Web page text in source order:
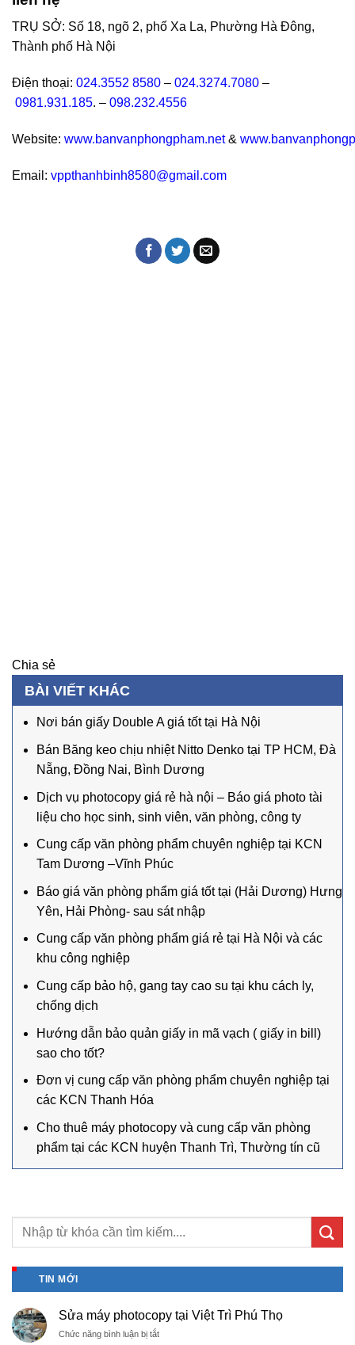
TRỤ SỞ: Số 18, ngõ 2, phố Xa La, Phường Hà Đông,
Thành phố Hà Nội
Điện thoại: 024.3552 8580 – 024.3274.7080 –
0981.931.185. – 098.232.4556
Website: www.banvanphongpham.net&
Email: vppthanhbinh8580@gmail.com
Chia sẻ
BÀI VIẾT KHÁC
Nơi bán giấy Double A giá tốt tại Hà Nội
Bán Băng keo chịu nhiệt Nitto Denko tại TP HCM, Đà
Nẵng, Đồng Nai, Bình Dương
Dịch vụ photocopy giá rẻ hà nội – Báo giá photo tài
liệu cho học sinh, sinh viên, văn phòng, công ty
Cung cấp văn phòng phẩm chuyên nghiệp tại KCN
Tam Dương –Vĩnh Phúc
Báo giá văn phòng phẩm giá tốt tại (Hải Dương) Hưng
Yên, Hải Phòng- sau sát nhập
Cung cấp văn phòng phẩm giá rẻ tại Hà Nội và các
khu công nghiệp
Cung cấp bảo hộ, gang tay cao su tại khu cách ly,
chống dịch
Hướng dẫn bảo quản giấy in mã vạch ( giấy in bill)
sao cho tốt?
Đơn vị cung cấp văn phòng phẩm chuyên nghiệp tại
các KCN Thanh Hóa
Cho thuê máy photocopy và cung cấp văn phòng
phẩm tại các KCN huyện Thanh Trì, Thường tín cũ
TIN MỚI
Sửa máy photocopy tại Việt Trì Phú Thọ
Chức năng bình luận bị tắtở